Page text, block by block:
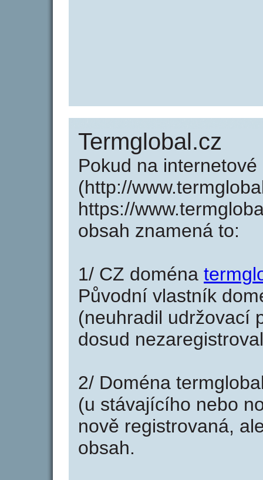
Termglobal.cz
Pokud na
(http://
https://
obsah znamená to:
1/ CZ doména
Původní vlastník
(neuhradil udržovací
dosud
2/ Doména
(u stávajícího nebo
nově registrovaná,
obsah.